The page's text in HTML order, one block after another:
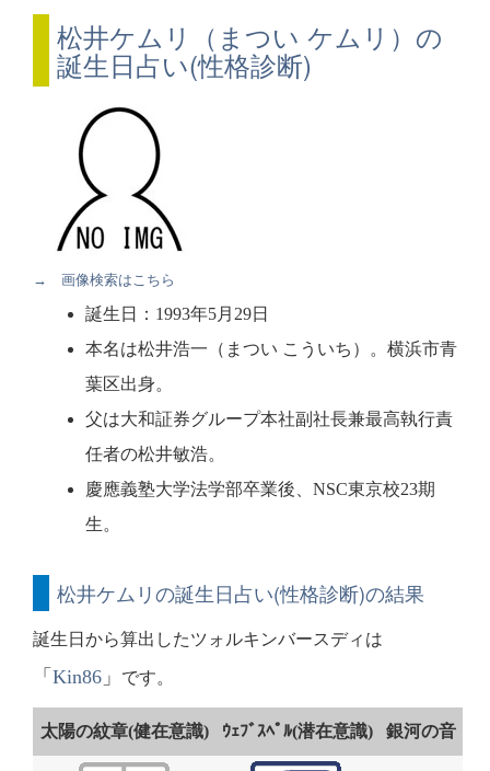
松井ケムリ（まつい ケムリ）の
誕生日占い(性格診断)
→ 画像検索はこちら
誕生日：1993年5月29日
本名は松井浩一（まつい こういち）。横浜市青
葉区出身。
父は大和証券グループ本社副社長兼最高執行責
任者の松井敏浩。
慶應義塾大学法学部卒業後、NSC東京校23期
生。
松井ケムリの誕生日占い(性格診断)の結果
誕生日から算出したツォルキンバースディは
「 Kin86 」 です。
太陽の紋章(健在意識) ｳｪﾌﾞｽﾍﾟﾙ(潜在意識) 銀河の音